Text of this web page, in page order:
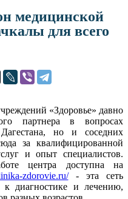
медицинской
для всего
«Здоровье» давно
партнера в вопросах
но и соседних
за квалифицированной
и опыт специалистов.
центра доступна на
zdorovie.ru/- эта сеть
к диагностике и лечению,